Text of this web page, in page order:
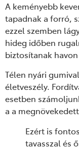
A keményebb
tapadnak a forró,
ezzel szemben
hideg időben
biztosítanak
Télen nyári
életveszély.
esetben
a a
Ezért is
tavasszal és